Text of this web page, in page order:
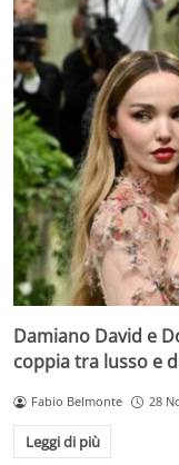
Damiano David e
coppia tra lusso e
Fabio Belmonte 28
Leggi di più